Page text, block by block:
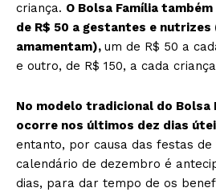
criança. O Bolsa Família
de R$ 50 a gestantes e nutrizes
amamentam), um de R$ 50 a
e outro, de R$ 150, a cada
No modelo tradicional do Bolsa
ocorre nos últimos dez dias
entanto, por causa das festas de
calendário de dezembro é
dias, para dar tempo de os